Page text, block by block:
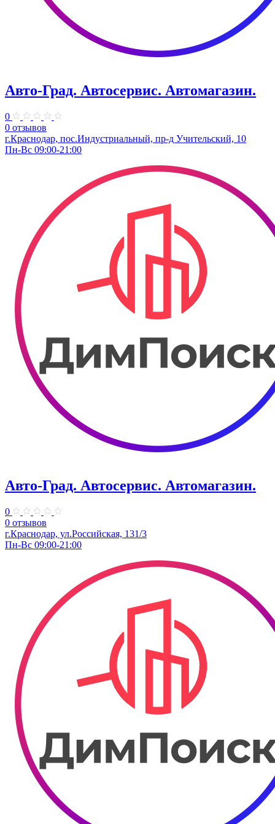
Авто-Град. Автосервис. Автомагазин.
0
0 отзывов
г.Краснодар, пос.Индустриальный, пр-д Учительский, 10
Пн-Вс 09:00-21:00
Авто-Град. Автосервис. Автомагазин.
0
0 отзывов
г.Краснодар, ул.Российская, 131/3
Пн-Вс 09:00-21:00